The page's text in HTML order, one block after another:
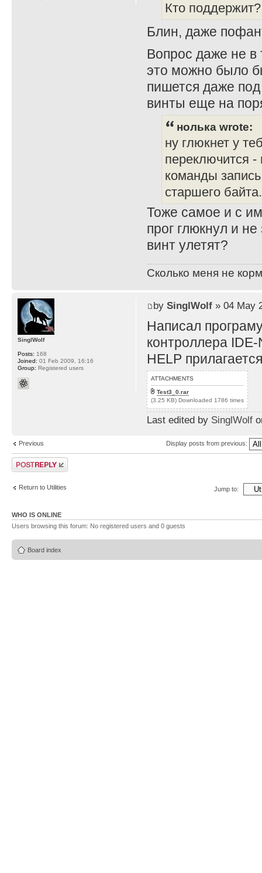
Кто поддержит?
Блин, даже
Вопрос даже не в
это можно было
пишется даже
винты еще на
нолька wrote:
ну глюкнет у
переключится
команды
старшего байта.
Тоже самое и с
прог глюкнул и
винт улетят?
Сколько меня не
by SinglWolf» 04 May
Написал
контроллера IDE-
HELP
ATTACHMENTS
Test3_0.rar
(3.25 KB) Downloaded 1786 times
Last edited by SinglWolf
SinglWolf
Posts: 168
Joined: 01 Feb 2009, 16:16
Group: Registered users
Previous Display posts from previous:
Post a reply
Return to Utilities Jump to:
WHO IS ONLINE
Users browsing this forum: No registered users and 0 guests
Board index